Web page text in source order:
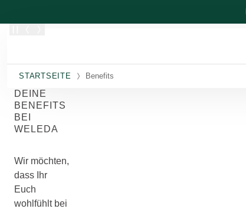
STARTSEITE Benefits
DEINE
BENEFITS
BEI
WELEDA
Wir möchten,
dass Ihr
Euch
wohlfühlt bei